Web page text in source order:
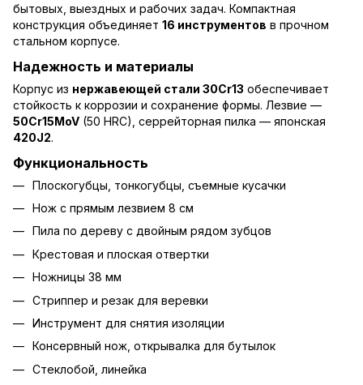
бытовых, выездных и рабочих задач. Компактная
конструкция объединяет 16 инструментов в прочном
стальном корпусе.
Надежность и материалы
Корпус из нержавеющей стали 30Cr13 обеспечивает
стойкость к коррозии и сохранение формы. Лезвие —
50Cr15MoV (50 HRC), серрейторная пилка — японская
420J2.
Функциональность
Плоскогубцы, тонкогубцы, съемные кусачки
Нож с прямым лезвием 8 см
Пила по дереву с двойным рядом зубцов
Крестовая и плоская отвертки
Ножницы 38 мм
Стриппер и резак для веревки
Инструмент для снятия изоляции
Консервный нож, открывалка для бутылок
Стеклобой, линейка